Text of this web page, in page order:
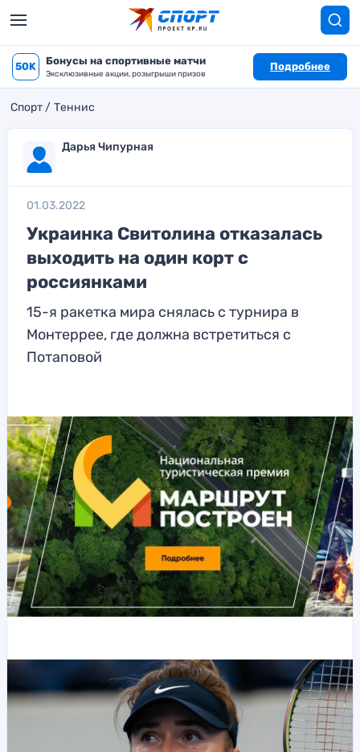
50K Бонусы на спортивные матчи
Эксклюзивные акции, розыгрыши призов
Подробнее
Спорт Теннис
Дарья Чипурная
01.03.2022
Украинка Свитолина отказалась
выходить на один корт с
россиянками
15-я ракетка мира снялась с турнира в
Монтеррее, где должна встретиться с
Потаповой